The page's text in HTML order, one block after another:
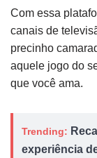
Com essa
canais de
precinho
aquele jogo do
que você ama.
Trending:
experiência